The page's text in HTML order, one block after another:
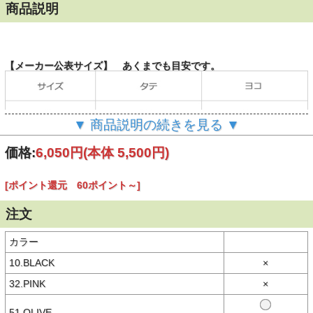
商品説明
【メーカー公表サイズ】 あくまでも目安です。
（単位：cm）
【商品説明】
毎シーズン大人気のミニウォレットが
NEWデザインにアップデートして登場
持ち歩きやすいコンパクトサイズの三つ折り財布。
フェイクレザー素材に映える、XGロゴバックルがポイント。
小さいながらも充実した機能が満載で、デイリーユースに活躍しま
す。
同シリーズのバッグと揃えての使用もおすすめです。
お揃いでの使用や、プレゼントにも最適○
外側:ボタン付き小銭入れ×１ 内側:カードポケット×7、お札入れ×1
▼ 商品説明の続きを見る ▼
価格:6,050円(本体 5,500円)
[ポイント還元 60ポイント～]
注文
カラー
10.BLACK
×
32.PINK
×